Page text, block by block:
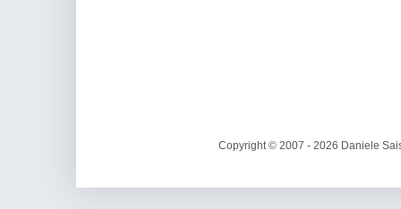
Copyright © 2007 - 2026 Daniele